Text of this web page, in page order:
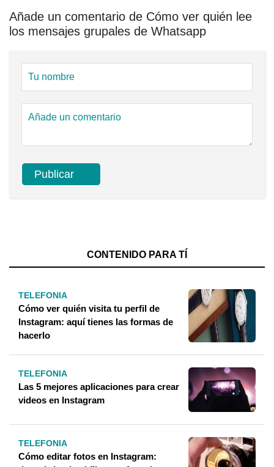
Añade un comentario de Cómo ver quién lee
los mensajes grupales de Whatsapp
CONTENIDO PARA TÍ
TELEFONIA
Cómo ver quién visita tu perfil de
Instagram: aquí tienes las formas de
hacerlo
TELEFONIA
Las 5 mejores aplicaciones para crear
videos en Instagram
TELEFONIA
Cómo editar fotos en Instagram: